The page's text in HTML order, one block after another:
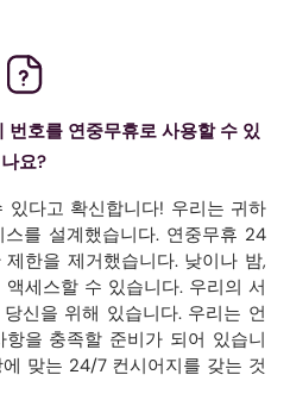
호를 연중무휴로 사용할 수 있
나요?
다고 확신합니다! 우리는 귀하
를 설계했습니다. 연중무휴 24
한을 제거했습니다. 낮이나 밤,
세스할 수 있습니다. 우리의 서
신을 위해 있습니다. 우리는 언
을 충족할 준비가 되어 있습니
맞는 24/7 컨시어지를 갖는 것